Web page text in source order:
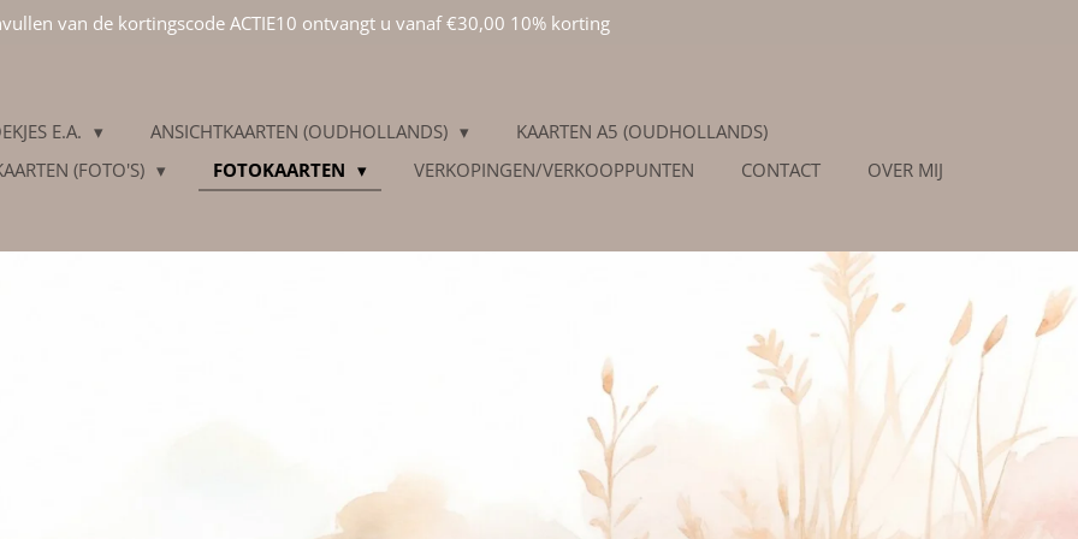
van de kortingscode ACTIE10 ontvangt u vanaf €30,00 10% korting
E.A. ANSICHTKAARTEN (OUDHOLLANDS)
KAARTEN A5 (OUDHOLLANDS)
(FOTO'S) FOTOKAARTEN VERKOPINGEN/VERKOOPPUNTEN CONTACT OVER MIJ